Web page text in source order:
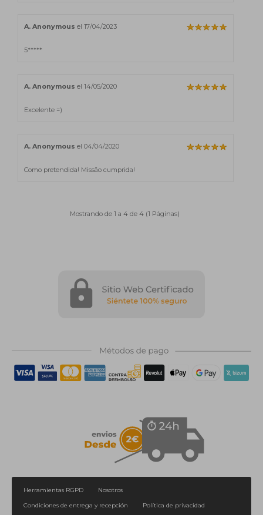
A. Anonymous el 17/04/2023
5*****
A. Anonymous el 14/05/2020
Excelente =)
A. Anonymous el 04/04/2020
Como pretendida! Missão cumprida!
Mostrando de 1 a 4 de 4 (1 Páginas)
Herramientas RGPD
Nosotros
Condiciones de entrega y recepción
Política de privacidad